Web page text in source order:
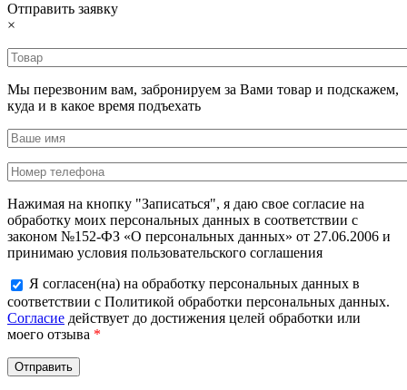
Отправить заявку
×
Мы перезвоним вам, забронируем за Вами товар и подскажем,
куда и в какое время подъехать
Нажимая на кнопку "Записаться", я даю свое согласие на
обработку моих персональных данных в соответствии с
законом №152-ФЗ «О персональных данных» от 27.06.2006 и
принимаю условия пользовательского соглашения
Я согласен(на) на обработку персональных данных в
соответствии с Политикой обработки персональных данных.
Согласие действует до достижения целей обработки или
моего отзыва *